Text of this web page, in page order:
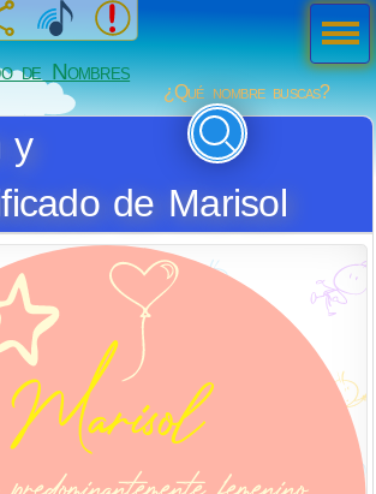
de Nombres
¿Qué nombre buscas?
y
de Marisol
Men
ú